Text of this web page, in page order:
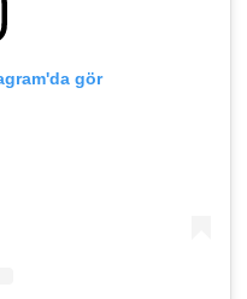
gör